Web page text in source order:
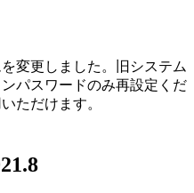
変更しました。旧システム
パスワードのみ再設定くだ
ただけます。